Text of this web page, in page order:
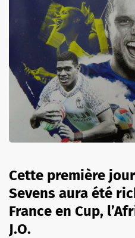
Cette première
Sevens aura été
France en Cup,
J.O.